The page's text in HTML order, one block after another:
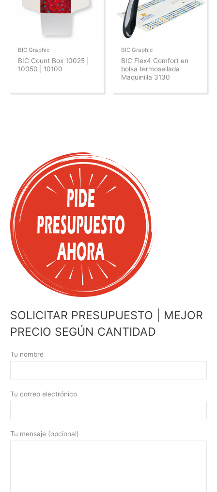
BIC Graphic
BIC Count Box 10025 |
10050 | 10100
BIC Graphic
BIC Flex4 Comfort en
bolsa termosellada
Maquinilla 3130
SOLICITAR PRESUPUESTO | MEJOR
PRECIO SEGÚN CANTIDAD
Tu nombre
Tu correo electrónico
Tu mensaje (opcional)